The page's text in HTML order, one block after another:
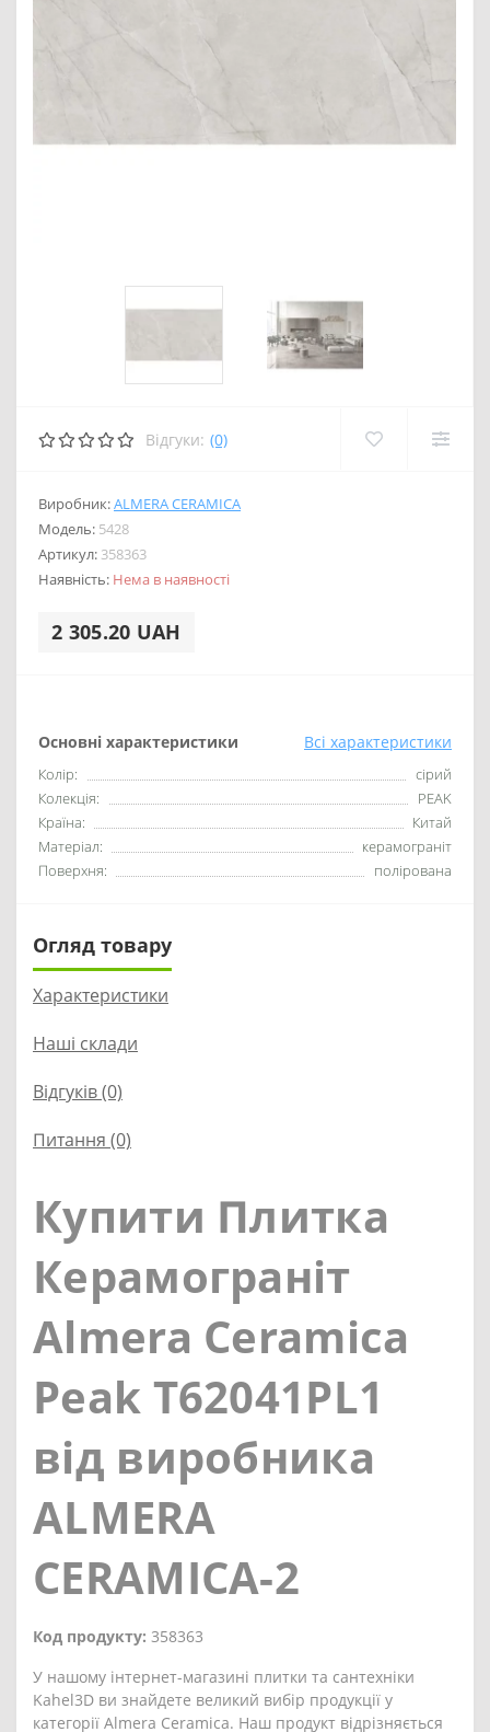
Відгуки: (0)
Виробник:ALMERA CERAMICA
Модель: 5428
Артикул: 358363
Наявність: Нема в наявності
2 305.20 UAH
Основні характеристики Всі характеристики
Колір:
сірий
Колекція:
PEAK
Країна:
Китай
Матеріал:
керамограніт
Поверхня:
полірована
Огляд товару
Характеристики
Наші склади
Відгуків (0)
Питання (0)
Купити Плитка
Керамограніт
Almera Ceramica
Peak T62041PL1
від виробника
ALMERA
CERAMICA-2
Код продукту: 358363
У нашому інтернет-магазині плитки та сантехніки
Kahel3D ви знайдете великий вибір продукції у
категорії Almera Ceramica. Наш продукт відрізняється